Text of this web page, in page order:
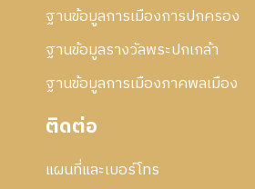
ฐานข้อมูลการเมืองการปกครอง
ฐานข้อมูลรางวัลพระปกเกล้า
ฐานข้อมูลการเมืองภาคพลเมือง
ติดต่อ
แผนที่และเบอร์โทร